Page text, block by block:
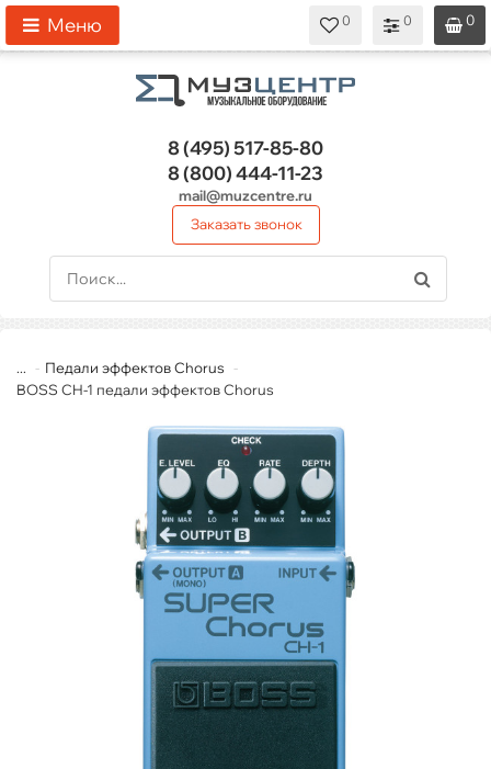
0
0
0
Меню
8 (495)517-85-80
8 (800)444-11-23
mail@muzcentre.ru
Заказать звонок
...
Педали эффектов Chorus
BOSS CH-1 педали эффектов Chorus